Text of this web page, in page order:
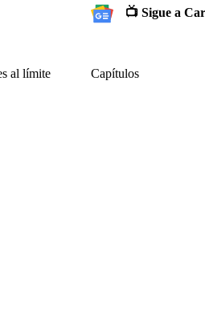
📺 Sigue a
al límite Capítulos